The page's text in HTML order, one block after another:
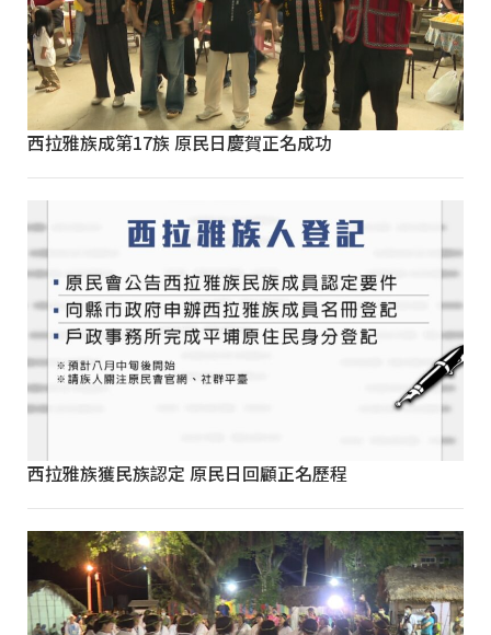
西拉雅族成第17族 原民日慶賀正名成功
西拉雅族獲民族認定 原民日回顧正名歷程